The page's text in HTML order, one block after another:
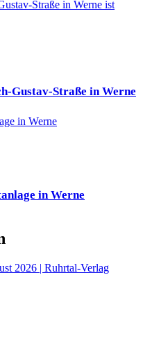
Gustav-Straße in Werne
in Werne